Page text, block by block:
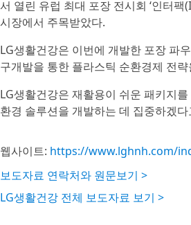
서 열린 유럽 최대 포장 전시회 ‘인터
시장에서 주목받았다.
LG생활건강은 이번에 개발한 포장 파
구개발을 통한 플라스틱 순환경제 전
LG생활건강은 재활용이 쉬운 패키지
환경 솔루션을 개발하는 데 집중하겠
웹사이트: https://www.lghnh.com/
보도자료 연락처와 원문보기 >
LG생활건강 전체 보도자료 보기 >